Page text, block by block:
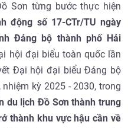
Sơn từng bước thực hiện
động số 17-CTr/TU ngày
Đảng bộ thành phố Hải
hội đại biểu toàn quốc lần
Đại hội đại biểu Đảng bộ
kỳ 2025 - 2030, trong
du lịch Đồ Sơn thành trung
thành khu vực hậu cần về